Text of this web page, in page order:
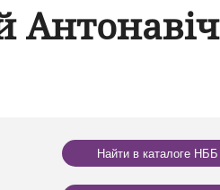
Антонавіч
Найти в каталоге НББ